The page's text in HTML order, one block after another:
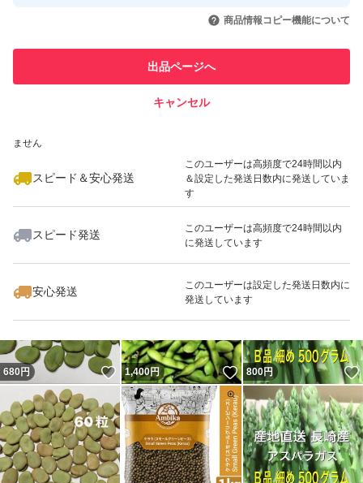
引を完了させた実績があります
での取引実績があります
ません
スピード＆安心発送
このユーザーは高頻度で24時間以内
＆設定した発送日数内に発送していま
す
スピード発送
このユーザーは高頻度で24時間以内
に発送しています
安心発送
このユーザーは設定した発送日数内に
発送しています
商品情報コピー機能について
出品ページへ
キャンセル
いいね！
1,400
680円 いいね！
1,400円 いいね！
800円